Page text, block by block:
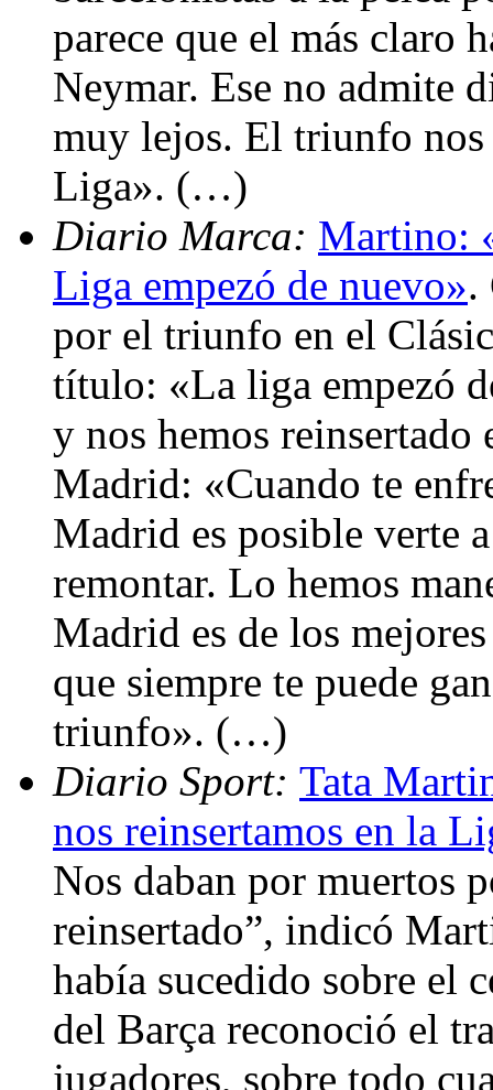
parece que el más claro
Neymar. Ese no admite
muy lejos. El triunfo nos
Liga». (…)
Diario Marca: Martino:
Liga empezó de nuevo».
por el triunfo en el
título: «La liga empezó
y nos hemos
Madrid: «Cuando te
Madrid es posible verte
remontar. Lo hemos
Madrid es de los
que siempre te puede
triunfo». (…)
Diario Sport: Tata
nos reinsertamos en la
Nos daban por muertos
reinsertado”, indicó
había sucedido sobre el
del Barça reconoció el
jugadores, sobre todo